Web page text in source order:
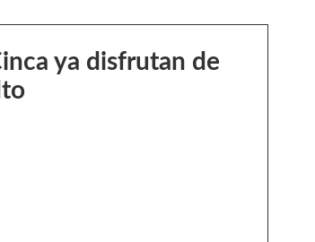
ya disfrutan de